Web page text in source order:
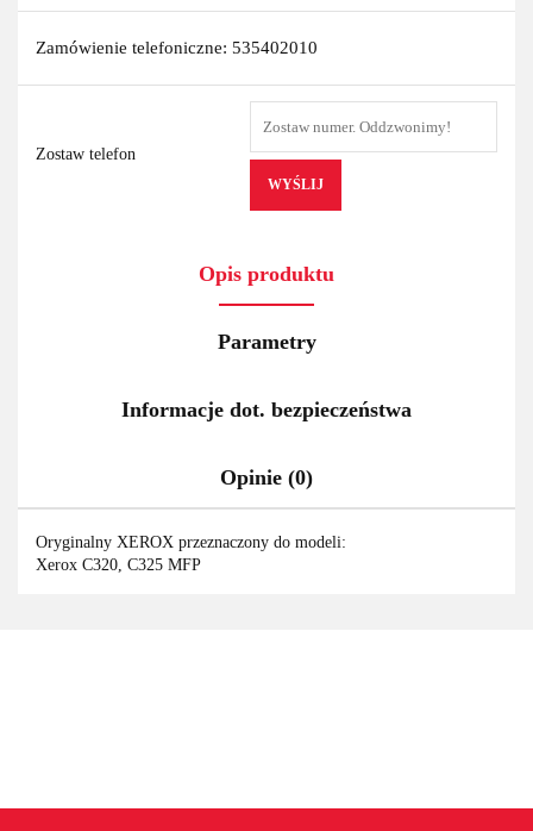
Zamówienie telefoniczne: 535402010
Zostaw telefon
WYŚLIJ
Opis produktu
Parametry
Informacje dot. bezpieczeństwa
Opinie (0)
Oryginalny XEROX przeznaczony do modeli:
Xerox C320, C325 MFP